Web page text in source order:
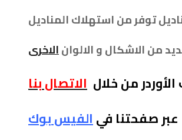
توفر من استهلاك المناديل
الاخرى
من خلال الاتصال بنا
صفحتنا فيالفيس بوك